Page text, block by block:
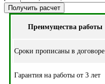
Получить расчет
Преимущества работы
Cроки прописаны в договоре
Гарантия на работы от 3 лет